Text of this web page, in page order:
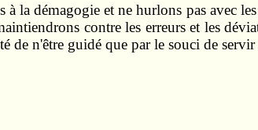
la démagogie et ne hurlons pas avec
contre les erreurs et les
de n'être guidé que par le souci de